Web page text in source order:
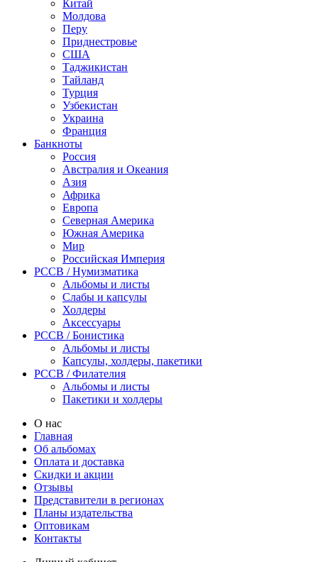
Китай
Молдова
Перу
Приднестровье
США
Таджикистан
Тайланд
Турция
Узбекистан
Украина
Франция
Банкноты
Россия
Австралия и Океания
Азия
Африка
Европа
Северная Америка
Южная Америка
Мир
Российская Империя
PCCB / Нумизматика
Альбомы и листы
Слабы и капсулы
Холдеры
Аксессуары
PCCB / Бонистика
Альбомы и листы
Капсулы, холдеры, пакетики
PCCB / Филателия
Альбомы и листы
Пакетики и холдеры
О нас
Главная
Об альбомах
Оплата и доставка
Скидки и акции
Отзывы
Представители в регионах
Планы издательства
Оптовикам
Контакты